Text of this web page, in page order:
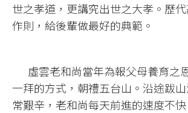
世之孝道，更講究出世之大孝。歷
作則，給後輩做最好的典範。
虛雲老和尚當年為報父母養育之
一拜的方式 ，朝禮五台山。沿途跋
常艱辛，老和尚每天前進的速度不快